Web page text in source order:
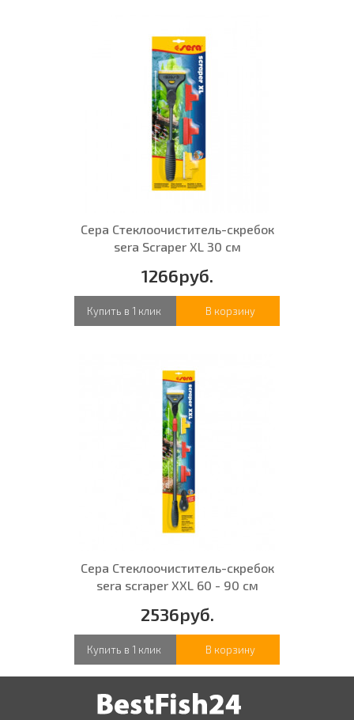
Сера Стеклоочиститель-скребок
sera Scraper XL 30 см
1266руб.
Купить в 1 клик В корзину
Сера Стеклоочиститель-скребок
sera scraper XXL 60 - 90 см
2536руб.
Купить в 1 клик В корзину